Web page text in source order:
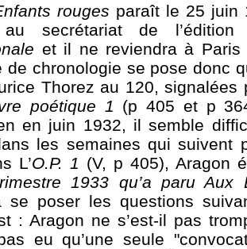
rouges paraît le 25 juin
au secrétariat de
et il ne reviendra à Paris
de chronologie se pose donc
Thorez au 120, signalées
poétique 1 (p 405 et p
en juin 1932, il semble
les semaines qui suivent
L’O.P. 1 (V, p 405), Aragon
1933 qu’a paru Aux
se poser les questions
: Aragon ne s’est-il pas
eu qu’une seule